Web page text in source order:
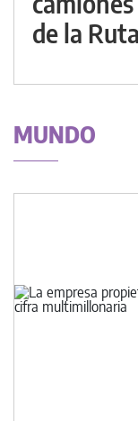
de la
MUNDO